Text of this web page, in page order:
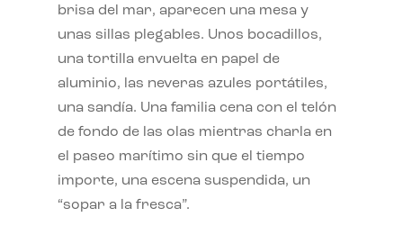
brisa del mar, aparecen una mesa y
unas sillas plegables. Unos bocadillos,
una tortilla envuelta en papel de
aluminio, las neveras azules portátiles,
una sandía. Una familia cena con el telón
de fondo de las olas mientras charla en
el paseo marítimo sin que el tiempo
importe, una escena suspendida, un
“sopar a la fresca”.